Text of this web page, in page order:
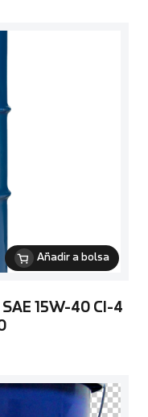
Añadir a bolsa
SAE 15W-40 CI-4